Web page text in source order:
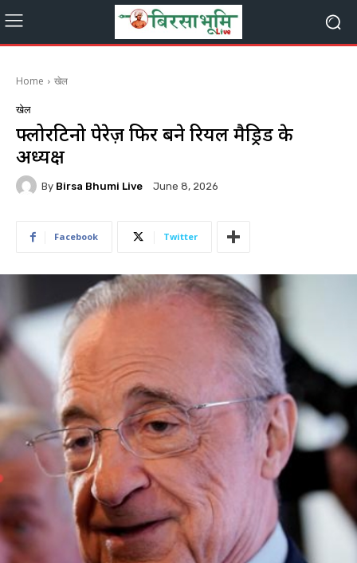
Home खेल
खेल
फ्लोरेंटिनो पेरेज़ फिर बने रियल मैड्रिड के
अध्यक्ष
By Birsa Bhumi Live June 8, 2026
Facebook Twitter